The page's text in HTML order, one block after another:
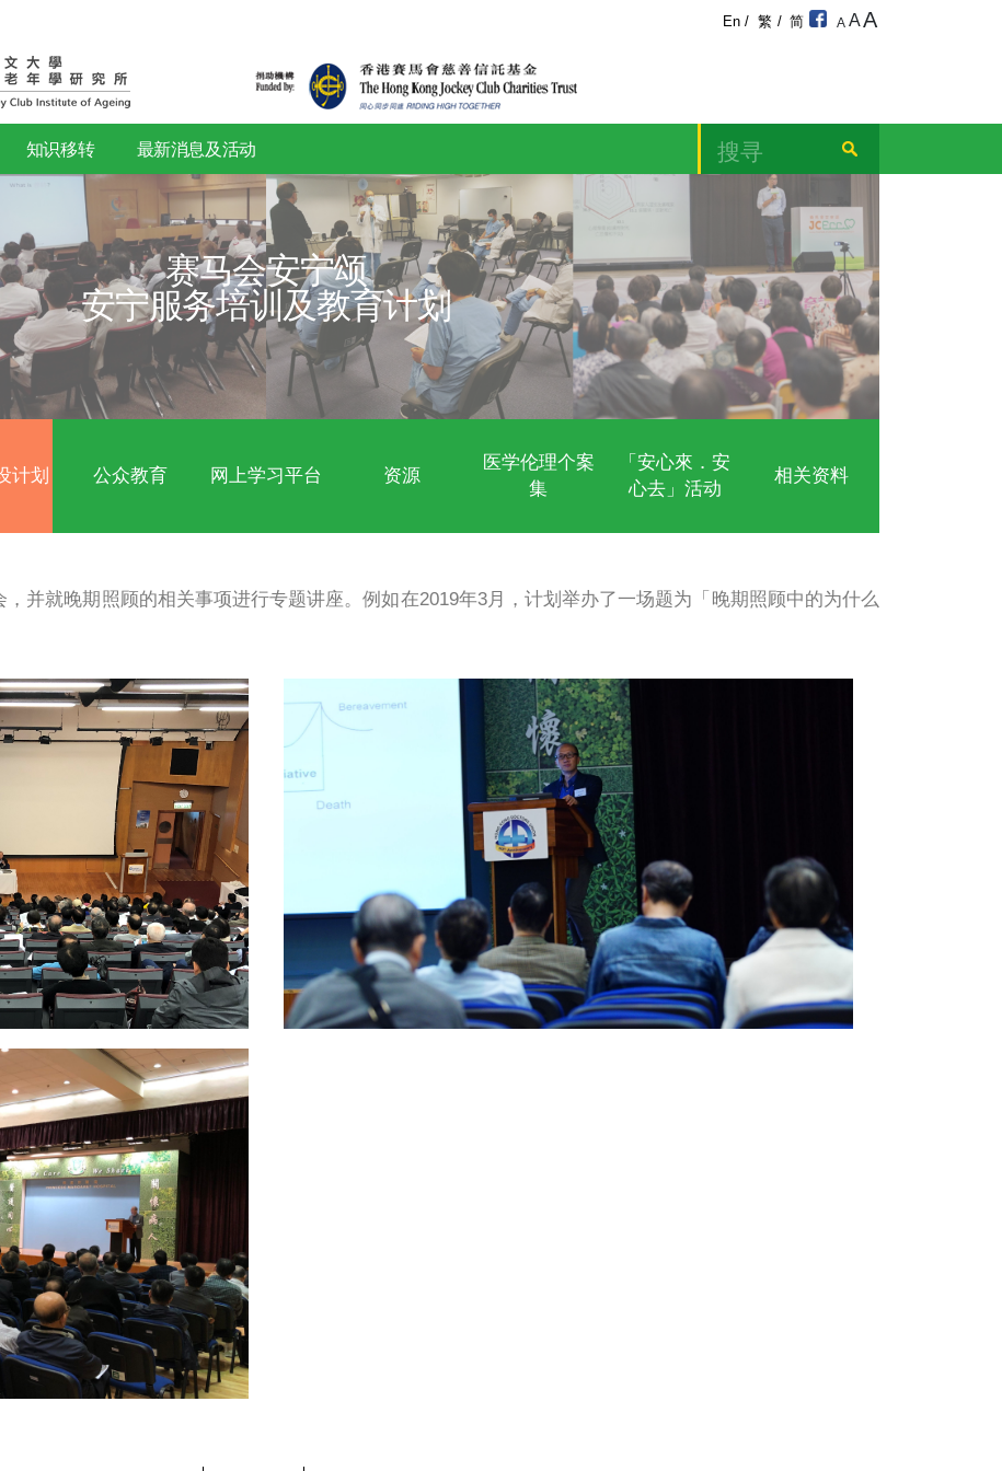
研究 知识移转 最新消息及活动
赛马会安宁颂
安宁服务培训及教育计划
能力建设计划 公众教育 网上学习平台 资源
集
会
型座谈会，并就晚期照顾的相关事项进行专题讲座。例如在2019年3月，计划举办了一场题为
参加。